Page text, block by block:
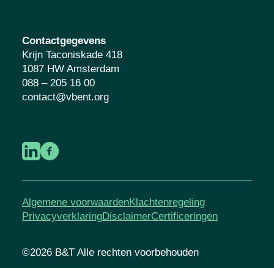
Contactgegevens
Krijn Taconiskade 418
1087 HW Amsterdam
088 – 205 16 00
contact@vbent.org
Algemene voorwaardenKlachtenregeling
PrivacyverklaringDisclaimerCertificeringen
©2026 B&T Alle rechten voorbehouden